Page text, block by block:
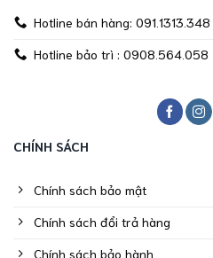
Hotline bán hàng: 091.1313.348
Hotline bảo trì : 0908.564.058
CHÍNH SÁCH
Chính sách bảo mật
Chính sách đổi trả hàng
Chính sách bảo hành